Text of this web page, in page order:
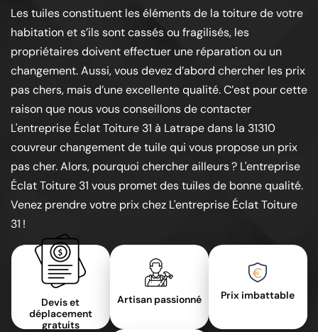
Les tuiles constituent les éléments de la toiture de votre
habitation et s’ils sont cassés ou fragilisés, les
propriétaires doivent effectuer une réparation ou un
changement. Aussi, vous devez d’abord chercher les prix
pas chers, mais d’une excellente qualité. C’est pour cette
raison que nous vous conseillons de contacter
L'entreprise Éclat Toiture 31 à Latrape dans la 31310
couvreur changement de tuile qui vous propose un prix
pas cher. Alors, pourquoi chercher ailleurs ? L'entreprise
Éclat Toiture 31 vous promet des tuiles de bonne qualité.
Venez prendre votre prix chez L'entreprise Éclat Toiture
31 !
Devis et
déplacement
gratuits
Artisan passionné Prix imbattable